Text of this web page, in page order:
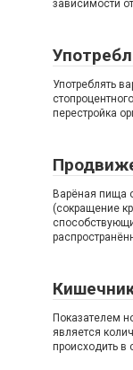
зависимости
Употреблять
перестройка
Варёная пища
(сокращение
Показателем
является
происходить в